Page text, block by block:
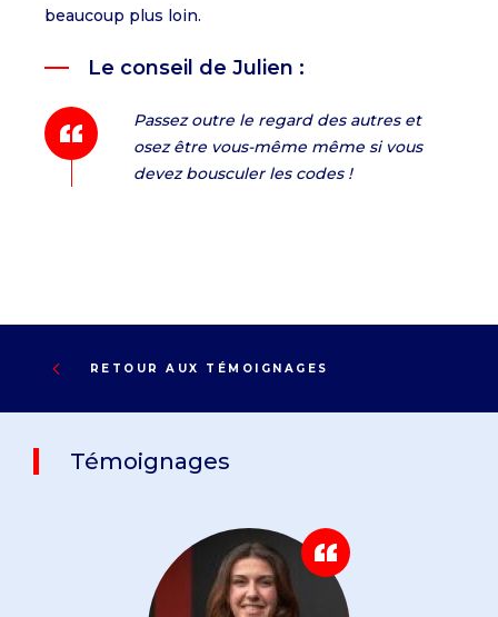
beaucoup plus loin.
Le conseil de Julien :
Passez outre le regard des autres et
osez être vous-même même si vous
devez bousculer les codes !
RETOUR AUX TÉMOIGNAGES
Témoignages